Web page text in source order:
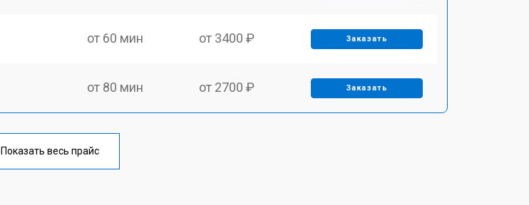
от 60 мин от 3400 ₽ Заказать
от 80 мин от 2700 ₽ Заказать
от 60 мин
Показать весь прайс